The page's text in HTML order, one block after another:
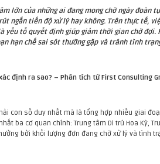
lớn của những ai đang mong chờ ngày đoàn
ngắn tiến độ xử lý hay không. Trên thực tế,
yếu tố quyết định giúp giảm thời gian chờ đợi.
hạn chế sai sót thường gặp và tránh tình
định ra sao? – Phân tích từ First Consulting
con số duy nhất mà là tổng hợp nhiều giai
ba cơ quan chính: Trung tâm Di trú Hoa Kỳ,
bởi khối lượng đơn đang chờ xử lý và tình